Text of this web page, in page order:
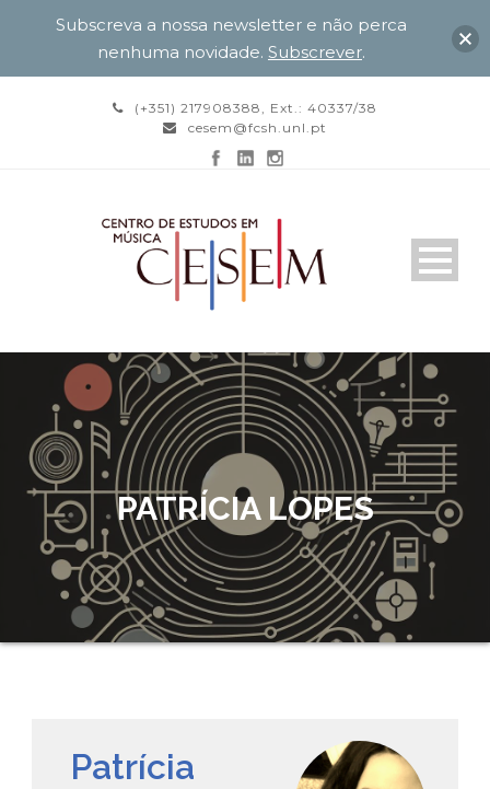
(+351) 217908388, Ext.: 40337/38
cesem@fcsh.unl.pt
PATRÍCIA LOPES
Patrícia
Subscreva a nossa newsletter e não perca
nenhuma novidade. Subscrever.